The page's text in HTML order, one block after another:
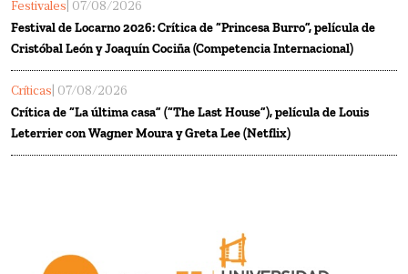
Festivales | 07/08/2026
Festival de Locarno 2026: Crítica de “Princesa Burro”, película de
Cristóbal León y Joaquín Cociña (Competencia Internacional)
Críticas | 07/08/2026
Crítica de “La última casa” (“The Last House”), película de Louis
Leterrier con Wagner Moura y Greta Lee (Netflix)